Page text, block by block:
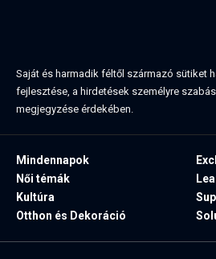
Saját és harmadik féltől származó sütiket
fejlesztése, a hirdetések személyre
megjegyzése érdekében.
Mindennapok
Női témák
Kultúra
Otthon és Dekoráció